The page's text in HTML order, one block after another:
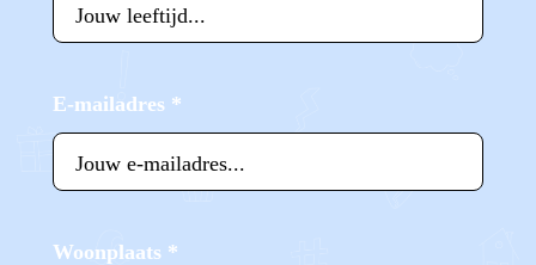
E-mailadres *
Woonplaats *